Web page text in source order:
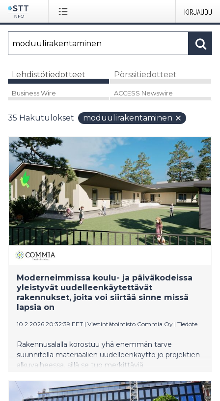
KIRJAUDU
Lehdistötiedotteet Pörssitiedotteet
Business Wire ACCESS Newswire
35 Hakutulokset moduulirakentaminen
Moderneimmissa koulu- ja päiväkodeissa
yleistyvät uudelleenkäytettävät
rakennukset, joita voi siirtää sinne missä
lapsia on
10.2.2026 20:32:39 EET | Viestintätoimisto Commia Oy | Tiedote
Rakennusalalla korostuu yhä enemmän tarve
suunnitella materiaalien uudelleenkäyttö jo projektien
alkuvaiheessa, sillä se tuo merkittäviä
sotetilat kannattaa toteuttaa niin, että ne voidaan
siirtää uusiin kohteisiin tarpeen muuttuessa.